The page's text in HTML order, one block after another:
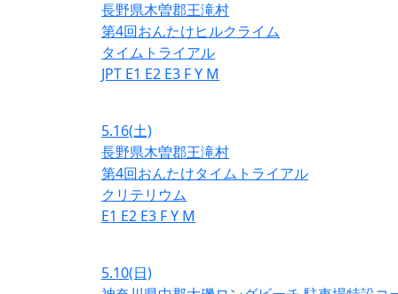
長野県木曽郡王滝村
第4回おんたけヒルクライム
タイムトライアル
JPT E1 E2 E3 FY M
5.16(土)
長野県木曽郡王滝村
第4回おんたけタイムトライアル
クリテリウム
E1 E2 E3 FY M
5.10(日)